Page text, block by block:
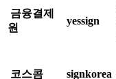
금융결제
원
yessign
코스콤 signkorea